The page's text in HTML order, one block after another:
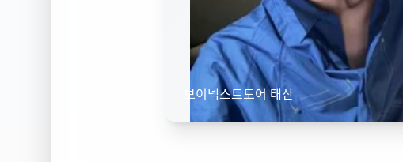
보이넥스트도어 태산